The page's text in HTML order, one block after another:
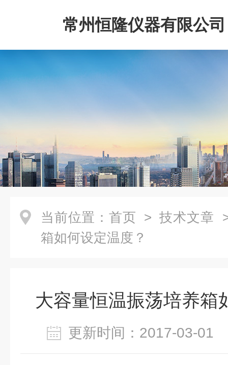
常州恒隆仪器有限公司
当前位置： 首页 > 技术文章
箱如何设定温度？
大容量恒温振荡培养箱
更新时间：2017-03-